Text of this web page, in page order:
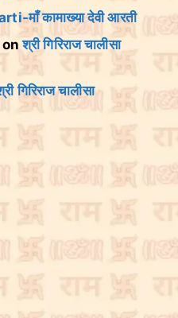
माँ कामाख्या देवी आरती
onश्री गिरिराज चालीसा
गिरिराज चालीसा